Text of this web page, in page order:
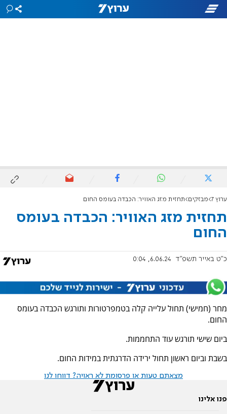
ערוץ 7 מבזקים תחזית מזג האוויר: הכבדה בעומס החום
תחזית מזג האוויר: הכבדה בעומס
החום
כ"ט באייר תשפ"ד 6.06.24, 0:04
מחר (חמישי) תחול עלייה קלה בטמפרטורות ותורגש הכבדה בעומס
החום.
ביום שישי תורגש עוד התחממות.
בשבת וביום ראשון תחול ירידה הדרגתית במידות החום.
מצאתם טעות או פרסומת לא ראויה? דווחו לנו
פנו אלינו